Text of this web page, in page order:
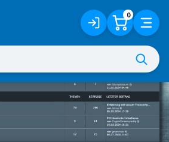
Anmelden
/
Registrieren
0 Menü